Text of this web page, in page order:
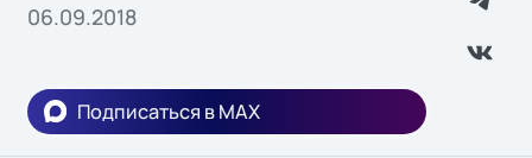
06.09.2018
Подписаться в MAX